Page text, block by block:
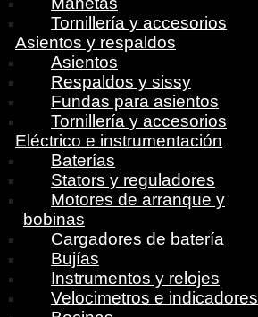
Tornillería y accesorios
Asientos y respaldos
Asientos
Respaldos y sissy
Fundas para asientos
Tornillería y accesorios
Eléctrico e instrumentación
Baterías
Stators y reguladores
Motores de arranque y
bobinas
Cargadores de batería
Bujías
Instrumentos y relojes
Velocimetros e indicadores